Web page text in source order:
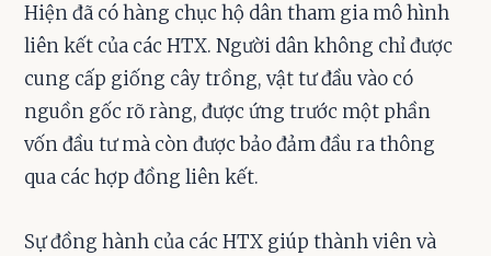
Hiện đã có hàng chục hộ dân tham gia mô hình
liên kết của các HTX. Người dân không chỉ được
cung cấp giống cây trồng, vật tư đầu vào có
nguồn gốc rõ ràng, được ứng trước một phần
vốn đầu tư mà còn được bảo đảm đầu ra thông
qua các hợp đồng liên kết.
Sự đồng hành của các HTX giúp thành viên và